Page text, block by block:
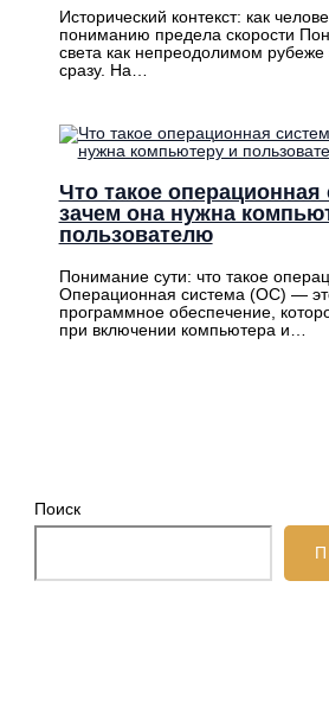
Исторический контекст: как
пониманию предела скорости
света как непреодолимом рубеже
сразу. На…
Что такое операционная
зачем она нужна
пользователю
Понимание сути: что такое
Операционная система (ОС) —
программное обеспечение,
при включении компьютера и…
Поиск